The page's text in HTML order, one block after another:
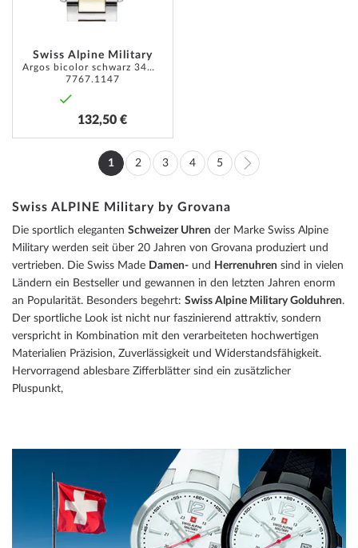
Swiss Alpine Military
Argos bicolor schwarz 34mm 10ATM
7767.1147
132,50 €
Seite
Sie
Seite
1
Seite
2
Seite
3
Seite
4
Seite
5
Seite
Weiter
Swiss ALPINE Military by Grovana
Die sportlich eleganten Schweizer Uhren der Marke Swiss Alpine
Military werden seit über 20 Jahren von Grovana produziert und
vertrieben. Die Swiss Made Damen- und Herrenuhren sind in vielen
Ländern ein Bestseller und gewannen in den letzten Jahren enorm
an Popularität. Besonders begehrt: Swiss Alpine Military Golduhren.
Der sportliche Look ist nicht nur faszinierend attraktiv, sondern
verspricht in Kombination mit den verarbeiteten hochwertigen
Materialien Präzision, Zuverlässigkeit und Widerstandsfähigkeit.
Hervorragend ablesbare Zifferblätter sind ein zusätzlicher
Pluspunkt,